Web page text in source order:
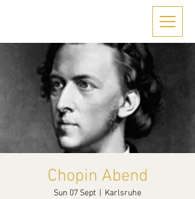
Chopin Abend
Sun 07 Sept Karlsruhe